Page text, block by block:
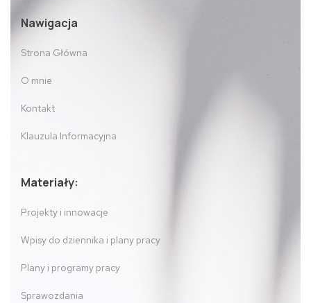
Nawigacja
Strona Główna
O mnie
Kontakt
Klauzula Informacyjna
Materiały:
Projekty i innowacje
Wpisy do dziennika i plany pracy
Plany i programy pracy
Sprawozdania